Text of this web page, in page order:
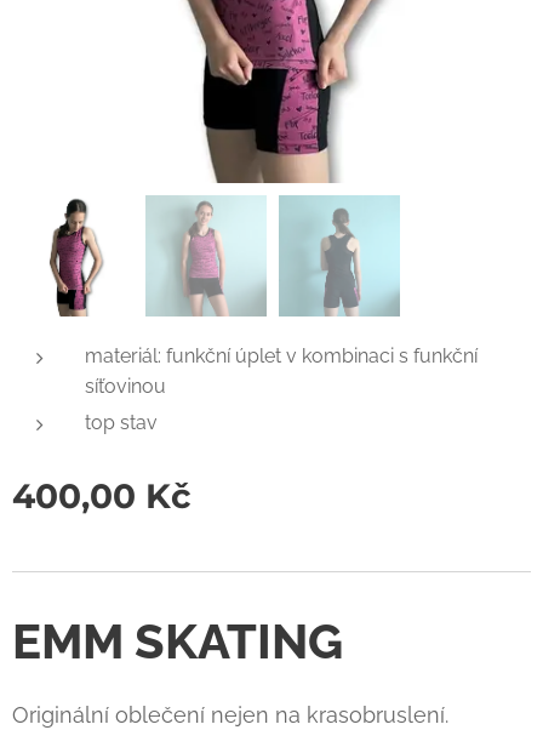
materiál: funkční úplet v kombinaci s funkční
síťovinou
top stav
400,00 Kč
EMM SKATING
Originální oblečení nejen na krasobruslení.